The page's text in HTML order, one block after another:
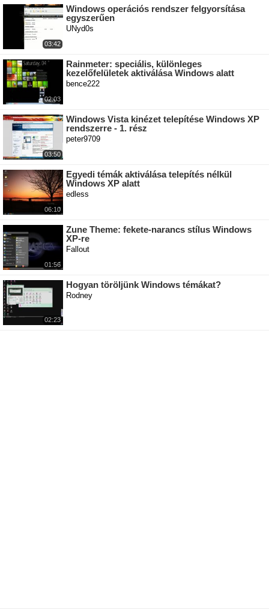
03:42
Windows operációs rendszer felgyorsítása
egyszerűen
UNyd0s
02:03
Rainmeter: speciális, különleges
kezelőfelületek aktiválása Windows alatt
bence222
03:50
Windows Vista kinézet telepítése Windows XP
rendszerre - 1. rész
peter9709
06:10
Egyedi témák aktiválása telepítés nélkül
Windows XP alatt
edless
01:56
Zune Theme: fekete-narancs stílus Windows
XP-re
Fallout
02:23
Hogyan töröljünk Windows témákat?
Rodney